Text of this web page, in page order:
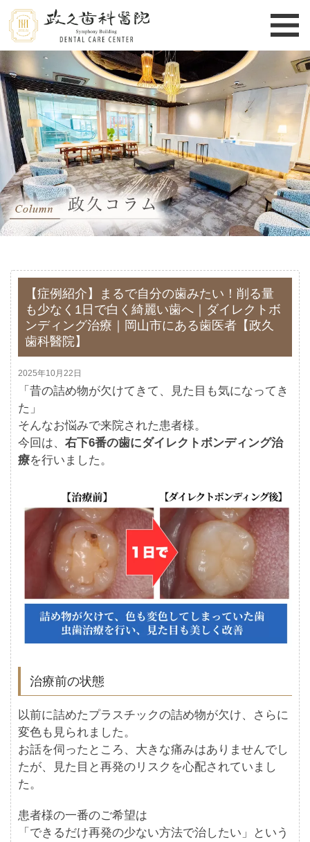
【症例紹介】まるで自分の歯みたい！削る量
も少なく1日で白く綺麗い歯へ｜ダイレクトボ
ンディング治療｜岡山市にある歯医者【政久
歯科醫院】
2025年10月22日
「昔の詰め物が欠けてきて、見た目も気になってき
た」
そんなお悩みで来院された患者様。
今回は、右下6番の歯にダイレクトボンディング治
療を行いました。
治療前の状態
以前に詰めたプラスチックの詰め物が欠け、さらに
変色も見られました。
お話を伺ったところ、大きな痛みはありませんでし
たが、見た目と再発のリスクを心配されていまし
た。
患者様の一番のご希望は
「できるだけ再発の少ない方法で治したい」という